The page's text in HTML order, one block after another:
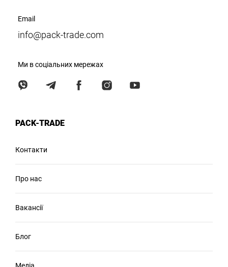
Email
info@pack-trade.com
Ми в соціальних мережах
PACK-TRADE
Контакти
Про нас
Вакансії
Блог
Медіа